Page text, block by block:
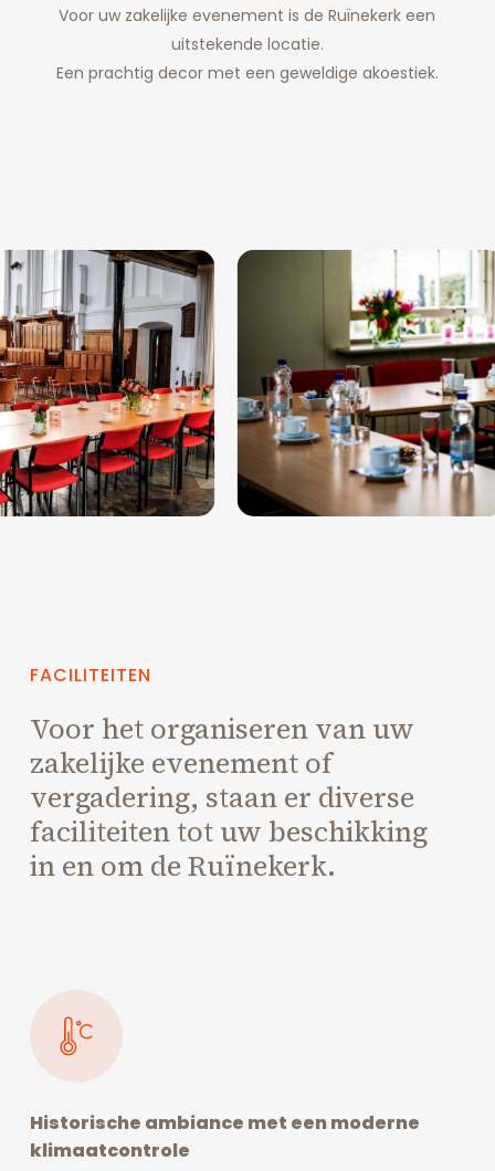
Voor uw zakelijke evenement is de Ruïnekerk een
uitstekende locatie.
Een prachtig decor met een geweldige akoestiek.
FACILITEITEN
Voor het organiseren van uw
zakelijke evenement of
vergadering, staan er diverse
faciliteiten tot uw beschikking
in en om de Ruïnekerk.
Historische ambiance met een moderne
klimaatcontrole